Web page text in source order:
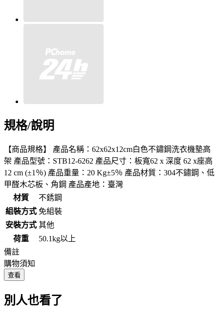
規格/說明
【商品規格】 產品名稱：62x62x12cm白色不鏽鋼洗衣機墊高
架 產品型號：STB12-6262 產品尺寸：板寬62 x 深度 62 x座高
12 cm (±1％) 產品重量：20 Kg±5％ 產品材質：304不鏽鋼、低
甲醛木芯板、角鋼 產品產地：臺灣
材質
不銹鋼
組裝方式 免組裝
安裝方式 其他
荷重
50.1kg以上
備註
購物須知
查看
別人也看了